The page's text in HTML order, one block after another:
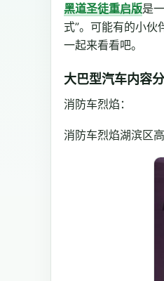
黑道圣徒重启版是
式”。可能有的小伙
一起来看看吧。
大巴型汽车内容
消防车烈焰：
消防车烈焰湖滨区